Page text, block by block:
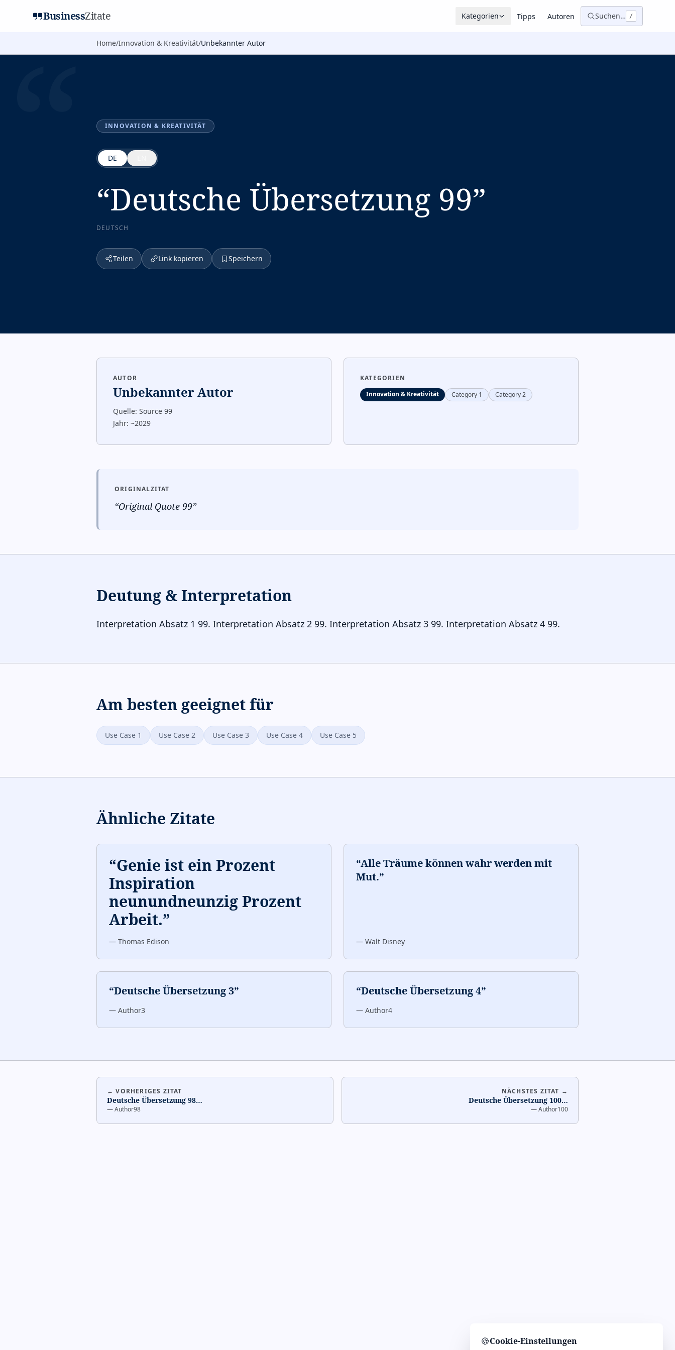
BusinessZitate Kategorien Tipps Autoren Suchen… /
Home/Innovation & Kreativität/Unbekannter Autor
“ INNOVATION & KREATIVITÄT
DE
“Deutsche Übersetzung 99”
DEUTSCH
Teilen Link kopieren Speichern
AUTOR
Unbekannter Autor
Quelle: Source 99
Jahr: ~2029
KATEGORIEN
Innovation & Kreativität
Category 1 Category 2
ORIGINALZITAT
“Original Quote 99”
Deutung & Interpretation
Interpretation Absatz 1 99. Interpretation Absatz 2 99. Interpretation Absatz 3 99. Interpretation Absatz 4 99.
Am besten geeignet für
Use Case 1 Use Case 2 Use Case 3 Use Case 4 Use Case 5
Ähnliche Zitate
“Genie ist ein Prozent
Inspiration
neunundneunzig Prozent
Arbeit.”
— Thomas Edison
“Alle Träume können wahr werden mit
Mut.”
— Walt Disney
“Deutsche Übersetzung 3”
— Author3
“Deutsche Übersetzung 4”
— Author4
← VORHERIGES ZITAT
Deutsche Übersetzung 98…
—Author98
NÄCHSTES ZITAT →
Deutsche Übersetzung 100…
—Author100
🍪Cookie-Einstellungen